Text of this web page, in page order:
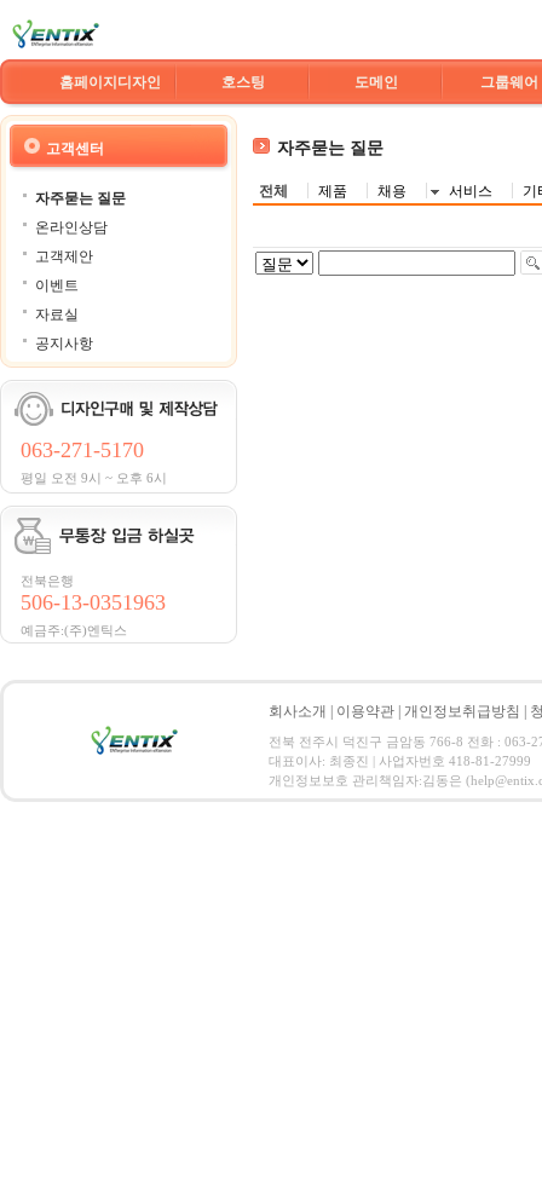
홈페이지디자인 호스팅 도메인 그룹웨어
고객센터
자주묻는 질문
온라인상담
고객제안
이벤트
자료실
공지사항
063-271-5170
평일 오전 9시 ~ 오후 6시
전북은행
506-13-0351963
예금주:(주)엔틱스
자주묻는 질문
전체 제품 채용 서비스 기
회사소개 이용약관 개인정보취급방침
전북 전주시 덕진구 금암동 766-8 전화 : 063-
대표이사: 최종진 | 사업자번호 418-81-27999
개인정보보호 관리책임자:김동은